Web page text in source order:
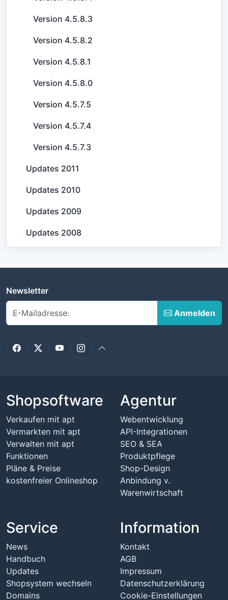
Version 4.5.8.3
Version 4.5.8.2
Version 4.5.8.1
Version 4.5.8.0
Version 4.5.7.5
Version 4.5.7.4
Version 4.5.7.3
Updates 2011
Updates 2010
Updates 2009
Updates 2008
Newsletter
Anmelden
FacebookTwitterYouTubeInstagramNach oben
Shopsoftware
Verkaufen mit apt
Vermarkten mit apt
Verwalten mit apt
Funktionen
Pläne & Preise
kostenfreier Onlineshop
Agentur
Webentwicklung
API-Integrationen
SEO & SEA
Produktpflege
Shop-Design
Anbindung v.
Warenwirtschaft
Service
News
Handbuch
Updates
Shopsystem wechseln
Domains
Information
Kontakt
AGB
Impressum
Datenschutzerklärung
Cookie-Einstellungen